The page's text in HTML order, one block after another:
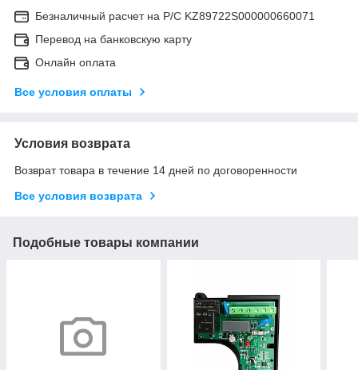
Безналичный расчет на Р/С KZ89722S000000660071
Перевод на банковскую карту
Онлайн оплата
Все условия оплаты
Условия возврата
Возврат товара в течение 14 дней по договоренности
Все условия возврата
Подобные товары компании